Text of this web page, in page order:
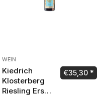
WEIN
Kiedrich
Klosterberg
Riesling Erste
€35,30